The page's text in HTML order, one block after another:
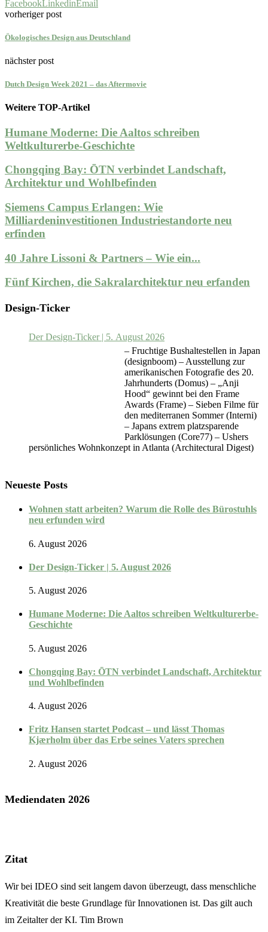
FacebookLinkedinEmail
vorheriger post
Ökologisches Design aus Deutschland
nächster post
Dutch Design Week 2021 – das Aftermovie
Weitere TOP-Artikel
Humane Moderne: Die Aaltos schreiben
Weltkulturerbe-Geschichte
Chongqing Bay: ŌTN verbindet Landschaft,
Architektur und Wohlbefinden
Siemens Campus Erlangen: Wie
Milliardeninvestitionen Industriestandorte neu
erfinden
40 Jahre Lissoni & Partners – Wie ein...
Fünf Kirchen, die Sakralarchitektur neu erfanden
Design-Ticker
Der Design-Ticker | 5. August 2026
– Fruchtige Bushaltestellen in Japan
(designboom) – Ausstellung zur
amerikanischen Fotografie des 20.
Jahrhunderts (Domus) – „Anji
Hood“ gewinnt bei den Frame
Awards (Frame) – Sieben Filme für
den mediterranen Sommer (Interni)
– Japans extrem platzsparende
Parklösungen (Core77) – Ushers
persönliches Wohnkonzept in Atlanta (Architectural Digest)
Neueste Posts
Wohnen statt arbeiten? Warum die Rolle des Bürostuhls
neu erfunden wird
6. August 2026
Der Design-Ticker | 5. August 2026
5. August 2026
Humane Moderne: Die Aaltos schreiben Weltkulturerbe-
Geschichte
5. August 2026
Chongqing Bay: ŌTN verbindet Landschaft, Architektur
und Wohlbefinden
4. August 2026
Fritz Hansen startet Podcast – und lässt Thomas
Kjærholm über das Erbe seines Vaters sprechen
2. August 2026
Mediendaten 2026
Zitat
Wir bei IDEO sind seit langem davon überzeugt, dass menschliche
Kreativität die beste Grundlage für Innovationen ist. Das gilt auch
im Zeitalter der KI. Tim Brown